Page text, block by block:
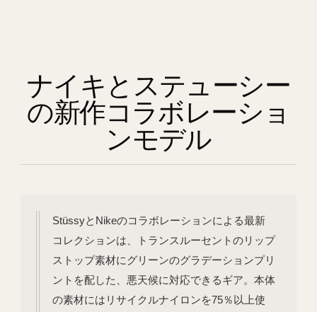
ナイキとステューシー
の新作コラボレーショ
ンモデル
StüssyとNikeのコラボレーションによる最新
コレクションは、トランスルーセントのリップ
ストップ素材にグリーンのグラデーションプリ
ントを配した、悪天候に対応できるギア。本体
の素材にはリサイクルナイロンを75％以上使